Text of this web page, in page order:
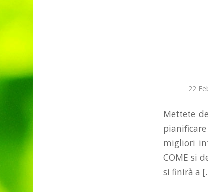
22
Mettete
migliori
COME si
si finirà a